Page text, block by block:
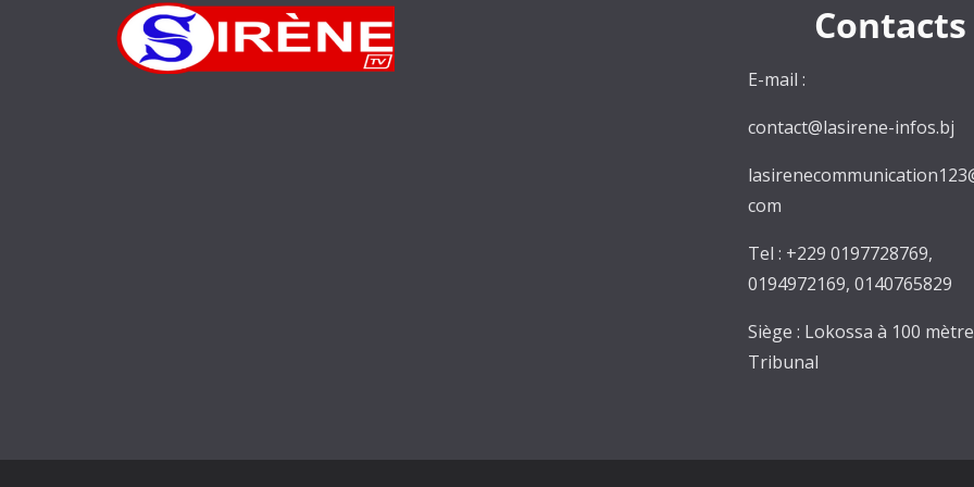
Contacts
E-mail :
contact@lasirene-infos.bj
com
Tel : +229 0197728769,
0194972169, 0140765829
Siège : Lokossa à 100
Tribunal